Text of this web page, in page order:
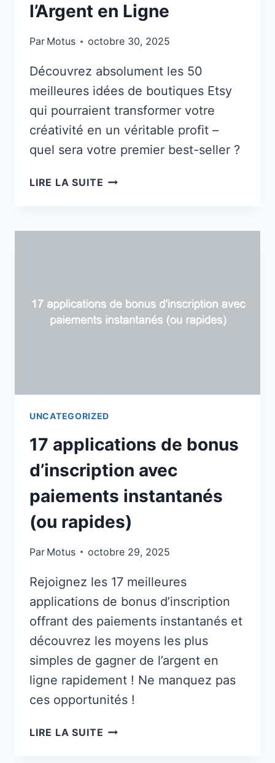
l’Argent en Ligne
Par Motus octobre 30, 2025
Découvrez absolument les 50
meilleures idées de boutiques Etsy
qui pourraient transformer votre
créativité en un véritable profit –
quel sera votre premier best-seller ?
LIRE LA SUITE 50
SÉRIEUSEMENT
DE
UNCATEGORIZED
17 applications de bonus
d’inscription avec
paiements instantanés
(ou rapides)
Par Motus octobre 29, 2025
Rejoignez les 17 meilleures
applications de bonus d’inscription
offrant des paiements instantanés et
découvrez les moyens les plus
simples de gagner de l’argent en
ligne rapidement ! Ne manquez pas
ces opportunités !
LIRE LA SUITE 17